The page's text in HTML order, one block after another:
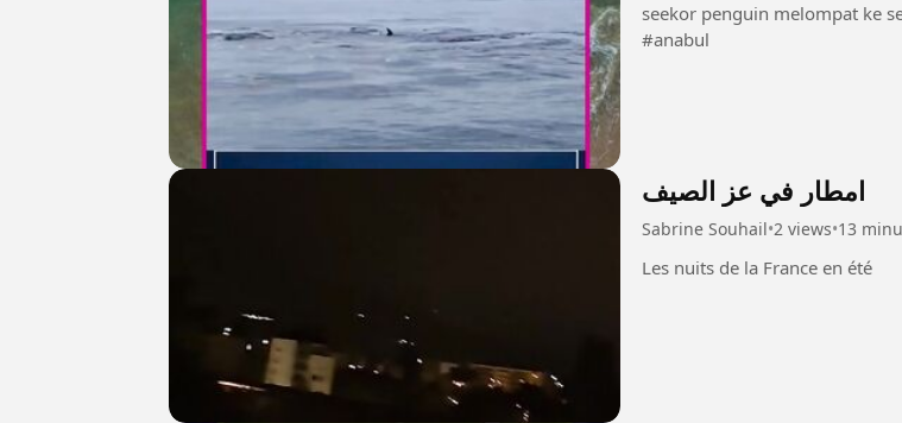
seekor penguin melompat ke
#anabul
امطار في عز الصيف
Sabrine Souhail•2 views•13
Les nuits de la France en été